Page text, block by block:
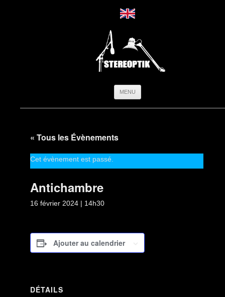
MENU
« Tous les Évènements
Cet évènement est passé.
Antichambre
16 février 2024 | 14h30
Ajouter au calendrier
DÉTAILS